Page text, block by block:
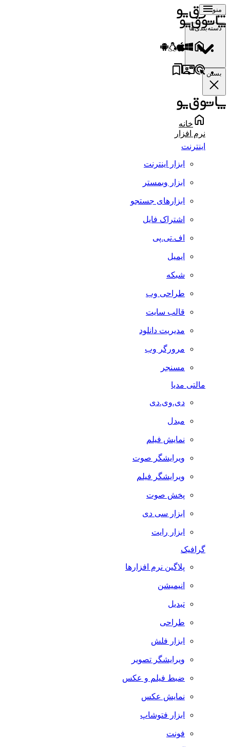
منو
دسته‌بندی‌ها
بستن
خانه
نرم افزار
اینترنت
ابزار اینترنت
ابزار وبمستر
ابزارهای جستجو
اشتراک فایل
اف.تی.پی
ایمیل
شبکه
طراحی وب
قالب سایت
مدیریت دانلود
مرورگر وب
مسنجر
مالتی مدیا
دی.وی.دی
مبدل
نمایش فیلم
ویرایشگر صوت
ویرایشگر فیلم
پخش صوت
ابزار سی دی
ابزار رایت
گرافیک
پلاگین نرم افزارها
انیمیشن
تبدیل
طراحی
ابزار فلش
ویرایشگر تصویر
ضبط فيلم و عكس
نمایش عکس
ابزار فتوشاپ
فونت